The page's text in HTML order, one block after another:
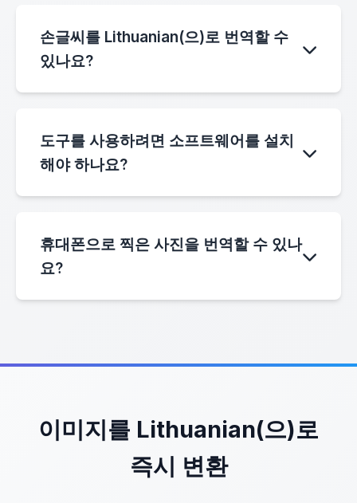
하거나 저품질 이미지는 OCR 정확도를 떨어뜨릴
수 있습니다.
손글씨를 Lithuanian(으)로 번역할 수
있나요?
체 스타일에 따라 정확도가 다를 수 있습니다.
도구를 사용하려면 소프트웨어를 설치
해야 하나요?
장치의 웹 브라우저에서 직접 작동합니다.
휴대폰으로 찍은 사진을 번역할 수 있나
요?
이미지를 Lithuanian(으)로
즉시 변환